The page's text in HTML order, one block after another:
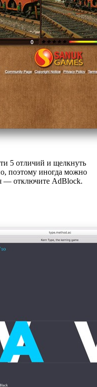
5 отличий и щелкнуть
поэтому иногда можно
— отключите AdBlock.